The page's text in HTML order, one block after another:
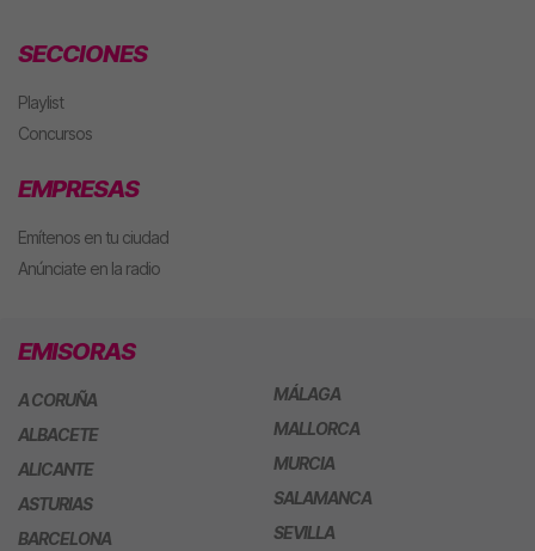
SECCIONES
Playlist
Concursos
EMPRESAS
Emítenos en tu ciudad
Anúnciate en la radio
EMISORAS
A CORUÑA
ALBACETE
ALICANTE
ASTURIAS
BARCELONA
MÁLAGA
MALLORCA
MURCIA
SALAMANCA
SEVILLA